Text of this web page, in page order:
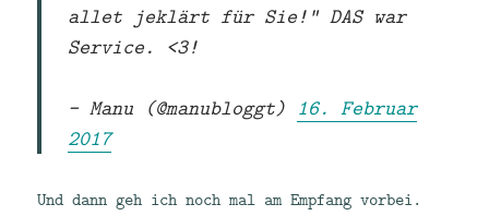
allet jeklärt für Sie!" DAS war
Service. <3!
— Manu (@manubloggt) 16. Februar
2017
Und dann geh ich noch mal am Empfang vorbei.